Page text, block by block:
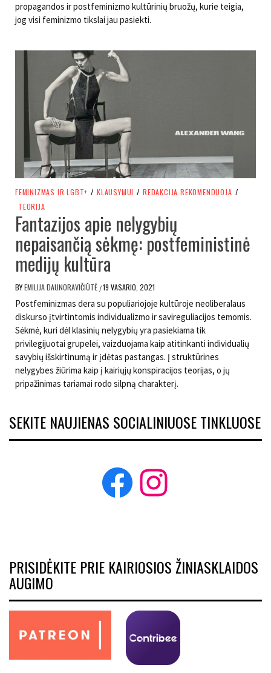
propagandos ir postfeminizmo kultūrinių bruožų, kurie teigia,
jog visi feminizmo tikslai jau pasiekti.
FEMINIZMAS IR LGBT+ / KLAUSYMUI / REDAKCIJA REKOMENDUOJA /
TEORIJA
Fantazijos apie nelygybių
nepaisančią sėkmę: postfeministinė
medijų kultūra
BYEMILIJA DAUNORAVIČIŪTĖ /19 VASARIO, 2021
Postfeminizmas dera su populiariojoje kultūroje neoliberalaus
diskurso įtvirtintomis individualizmo ir savireguliacijos temomis.
Sėkmė, kuri dėl klasinių nelygybių yra pasiekiama tik
privilegijuotai grupelei, vaizduojama kaip atitinkanti individualių
savybių išskirtinumą ir įdėtas pastangas. Į struktūrines
nelygybes žiūrima kaip į kairiųjų konspiracijos teorijas, o jų
pripažinimas tariamai rodo silpną charakterį.
SEKITE NAUJIENAS SOCIALINIUOSE TINKLUOSE
Facebook
Instagram
PRISIDĖKITE PRIE KAIRIOSIOS ŽINIASKLAIDOS
AUGIMO